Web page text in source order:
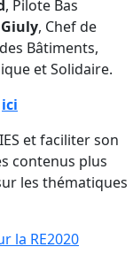
, Pilote Bas
, Chef de
Bâtiments,
et Solidaire.
ici
et faciliter son
contenus plus
les thématiques
la RE2020